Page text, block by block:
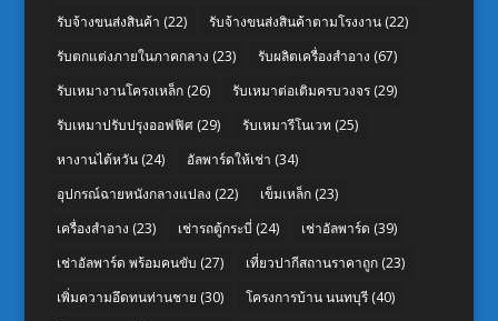
รับจ้างขนส่งสินค้า (22) รับจ้างขนส่งสินค้าตามโรงงาน(22)
รับตกแต่งภายในภาคกลาง (23) รับผลิตเครื่องสำอาง (67)
รับเหมางานโครงเหล็ก(26) รับเหมาต่อเติมครบวงจร(29)
รับเหมาปรับปรุงออฟฟิศ(29) รับเหมารีโนเวท (25)
หางานไต้หวัน(24) อัลพาร์ดให้เช่า (34)
อุปกรณ์ฉายหนังกลางแปลง (22) เข็มเหล็ก(23)
เครื่องสำอาง (23) เช่ารถตู้กระบี่ (24) เช่าอัลพาร์ด (39)
เช่าอัลพาร์ด พร้อมคนขับ (27) เที่ยวปากีสถานราคาถูก(23)
เพิ่มความอึดทนท่านชาย (30) โครงการบ้าน นนทบุรี(40)